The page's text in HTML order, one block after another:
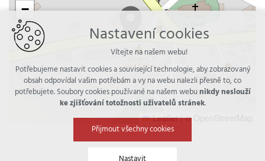
−
Leaflet | © OpenStreetMap
Nastavení cookies
Vítejte na našem webu!
Potřebujeme nastavit cookies a související technologie, aby zobrazovaný
obsah odpovídal vašim potřebám a vy na webu nalezli přesně to, co
potřebujete. Soubory cookies používané na našem webunikdy neslouží
ke zjišťování totožnosti uživatelů stránek.
Přijmout všechny cookies